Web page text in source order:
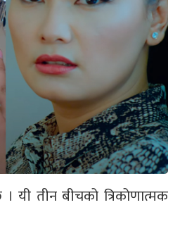
यी तीन बीचको त्रिकोणात्मक